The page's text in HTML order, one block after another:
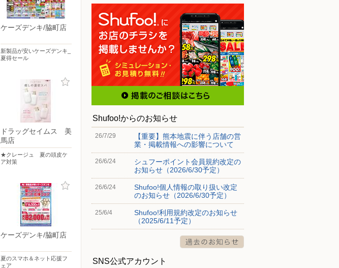
ケーズデンキ/脇町店
新製品が安いケーズデンキ_
夏得セール
ドラッグセイムス 美
馬店
★クレージュ 夏の頭皮ケ
ア対策
ケーズデンキ/脇町店
夏のスマホ＆ネット応援フ
ェア
Shufoo!からのお知らせ
26/7/29
【重要】熊本地震に伴う店舗の営
業・掲載情報への影響について
26/6/24
シュフーポイント会員規約改定の
お知らせ（2026/6/30予定）
26/6/24
Shufoo!個人情報の取り扱い改定
のお知らせ（2026/6/30予定）
25/6/4
Shufoo!利用規約改定のお知らせ
（2025/6/11予定）
SNS公式アカウント